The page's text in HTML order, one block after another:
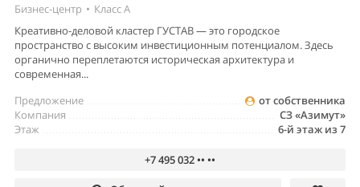
Бизнес-центр • Класс A
Креативно-деловой кластер ГУСТАВ — это городское
пространство с высоким инвестиционным потенциалом. Здесь
органично переплетаются историческая архитектура и
современная...
от собственника
Предложение
СЗ «Азимут»
Компания
6-й этаж из 7
Этаж
+7 495 032 •• ••